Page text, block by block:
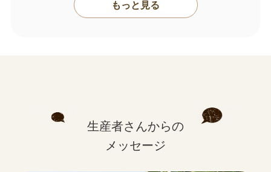
世界自然遺産に登録された、世界に誇る島「徳之島」の
もっと見る
生産者さんからの
メッセージ